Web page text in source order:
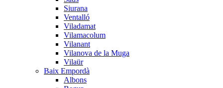
Siurana
Ventalló
Viladamat
Vilamacolum
Vilanant
Vilanova de la Muga
Vilaür
Baix Empordà
Albons